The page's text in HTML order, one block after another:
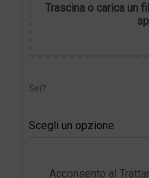
Trascina o carica un
Sei?
Scegli un opzione
Acconsento al